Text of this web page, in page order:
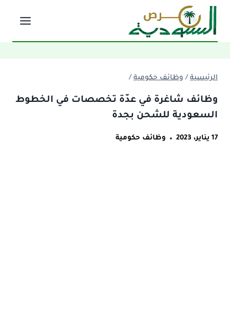
التجاوز
المحتوى
الرئيسية / وظائف حكومية /
وظائف شاغرة في عدّة تخصصات في الخطوط
السعودية للشحن بجدة
17 يناير، 2023 وظائف حكومية